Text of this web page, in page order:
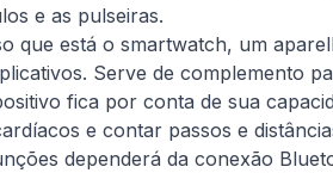
e as pulseiras.
que está o smartwatch, um
Serve de complemento
fica por conta de sua
e contar passos e
dependerá da conexão